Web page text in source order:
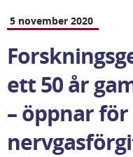
5 november 2020
ett 50 år
– öppnar